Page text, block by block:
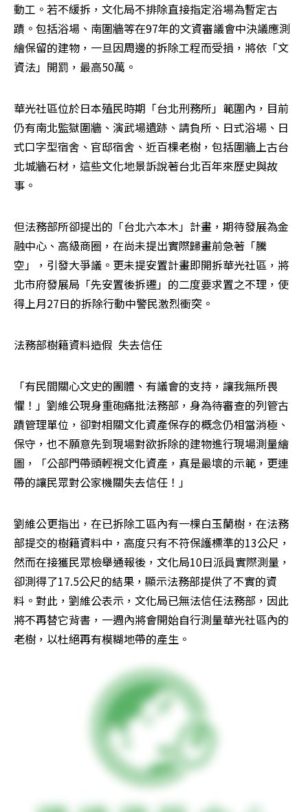
動工。若不緩拆，文化局不排除直接指定浴場為暫定古
蹟。包括浴場、南圍牆等在97年的文資審議會中決議應測
繪保留的建物，一旦因周邊的拆除工程而受損，將依「文
資法」開罰，最高50萬。
華光社區位於日本殖民時期「台北刑務所」範圍內，目前
仍有南北監獄圍牆、演武場遺跡、請負所、日式浴場、日
式口字型宿舍、官邸宿舍、近百棵老樹，包括圍牆上古台
北城牆石材，這些文化地景訴說著台北百年來歷史與故
事。
但法務部所卻提出的「台北六本木」計畫，期待發展為金
融中心、高級商圈，在尚未提出實際歸畫前急著「騰
空」，引發大爭議。更未提安置計畫即開拆華光社區，將
北市府發展局「先安置後拆遷」的二度要求置之不理，使
得上月27日的拆除行動中警民激烈衝突。
法務部樹籍資料造假  失去信任
「有民間關心文史的團體、有議會的支持，讓我無所畏
懼！」劉維公現身重砲痛批法務部，身為待審查的列管古
蹟管理單位，卻對相關文化資產保存的概念仍相當消極、
保守，也不願意先到現場對欲拆除的建物進行現場測量繪
圖，「公部門帶頭輕視文化資產，真是最壞的示範，更連
帶的讓民眾對公家機關失去信任！」
劉維公更指出，在已拆除工區內有一棵白玉蘭樹，在法務
部提交的樹籍資料中，高度只有不符保護標準的13公尺，
然而在接獲民眾檢舉通報後，文化局10日派員實際測量，
卻測得了17.5公尺的結果，顯示法務部提供了不實的資
料。對此，劉維公表示，文化局已無法信任法務部，因此
將不再替它背書，一週內將會開始自行測量華光社區內的
老樹，以杜絕再有模糊地帶的產生。